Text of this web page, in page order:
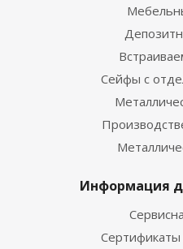
Сейфы с
Информация
Сертификаты